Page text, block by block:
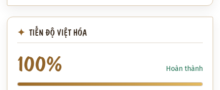
TIẾN ĐỘ VIỆT HÓA
100% Hoàn thành